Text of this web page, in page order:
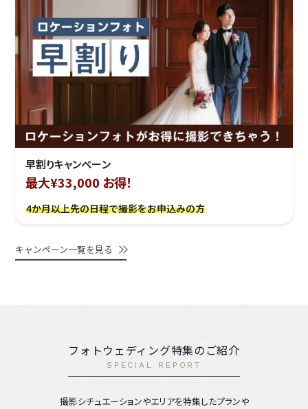
早割りキャンペーン
最大¥33,000 お得！
4か月以上先の日程で撮影をお申込みの方
キャンペーン一覧を見る
フォトウェディング特集のご紹介
SPECIAL REPORT
撮影シチュエーションやエリアを特集したプランや